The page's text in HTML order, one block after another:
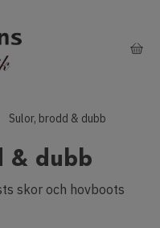
Sulor, brodd & dubb
& dubb
skor och hovboots